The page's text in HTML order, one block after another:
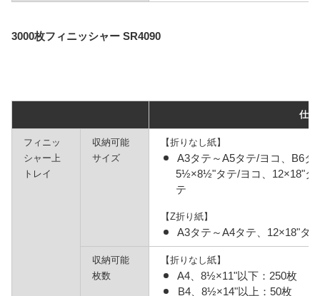
3000枚フィニッシャー SR4090
仕様
フィニッ
シャー上
トレイ
収納可能
サイズ
【折りなし紙】
A3タテ～A5タテ/ヨコ、B6タ
5½×8½"タテ/ヨコ、12×18"タ
テ
【Z折り紙】
A3タテ～A4タテ、12×18"タ
収納可能
枚数
【折りなし紙】
A4、8½×11"以下：250枚
B4、8½×14"以上：50枚